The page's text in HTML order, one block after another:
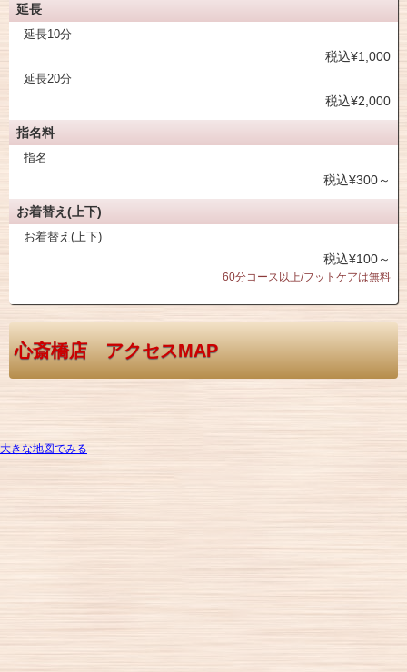
延長
延長10分
税込¥1,000
延長20分
税込¥2,000
指名料
指名
税込¥300～
お着替え(上下)
お着替え(上下)
税込¥100～
60分コース以上/フットケアは無料
心斎橋店 アクセスMAP
大きな地図でみる